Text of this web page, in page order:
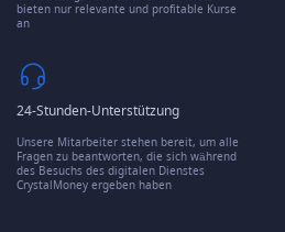
bieten nur relevante und profitable Kurse
an
24-Stunden-Unterstützung
Unsere Mitarbeiter stehen bereit, um alle
Fragen zu beantworten, die sich während
des Besuchs des digitalen Dienstes
CrystalMoney ergeben haben